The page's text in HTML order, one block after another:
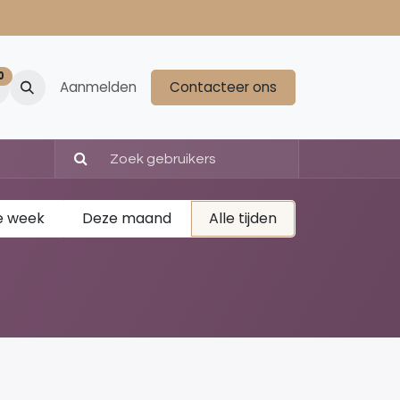
Aanmelden Contacteer ons
week Deze maand Alle tijden